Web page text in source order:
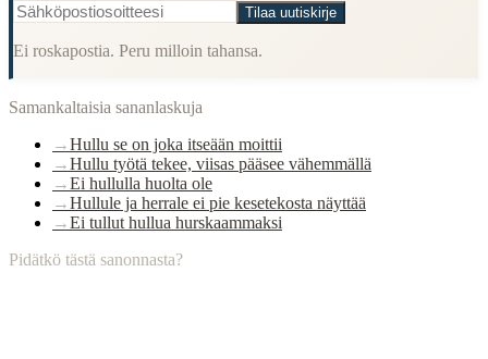
Tilaa uutiskirje
Ei roskapostia. Peru milloin tahansa.
Samankaltaisia sananlaskuja
→Hullu se on joka itseään moittii
→Hullu työtä tekee, viisas pääsee vähemmällä
→Ei hullulla huolta ole
→Hullule ja herrale ei pie kesetekosta näyttää
→Ei tullut hullua hurskaammaksi
Pidätkö tästä sanonnasta?